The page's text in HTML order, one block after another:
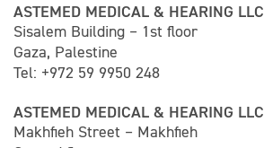
ASTEMED MEDICAL & HEARING LLC
Sisalem Building – 1st floor
Gaza, Palestine
Tel: +972 59 9950 248
ASTEMED MEDICAL & HEARING LLC
Makhfieh Street – Makhfieh